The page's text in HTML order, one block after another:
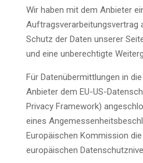
Wir haben mit dem Anbieter
Auftragsverarbeitungsvertrag
Schutz der Daten unserer
und eine unberechtigte
Für Datenübermittlungen in
Anbieter dem EU-US-
Privacy Framework)
eines
Europäischen Kommission
europäischen